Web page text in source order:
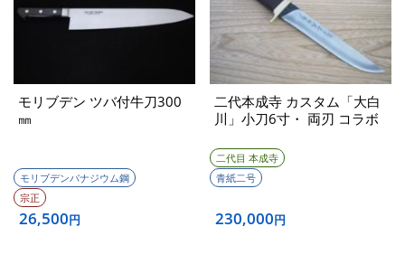
モリブデン ツバ付牛刀300
㎜
モリブデンバナジウム鋼
宗正
26,500円
二代本成寺 カスタム「大白
川」小刀6寸・ 両刃 コラボ
二代目 本成寺
青紙二号
230,000円